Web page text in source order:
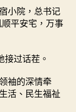
小院，总书记
平安宅，万事
接过话茬。
袖的深情牵
活、民生福祉